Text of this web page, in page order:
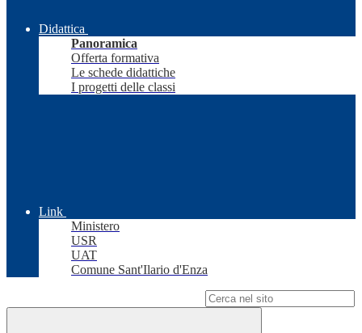
Didattica
Panoramica
Offerta formativa
Le schede didattiche
I progetti delle classi
Link
Ministero
USR
UAT
Comune Sant'Ilario d'Enza